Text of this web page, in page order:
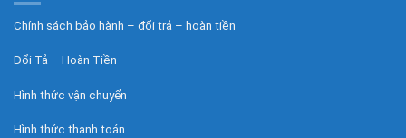
Chính sách bảo hành – đổi trả – hoàn tiền
Đổi Tả – Hoàn Tiền
Hình thức vận chuyển
Hình thức thanh toán